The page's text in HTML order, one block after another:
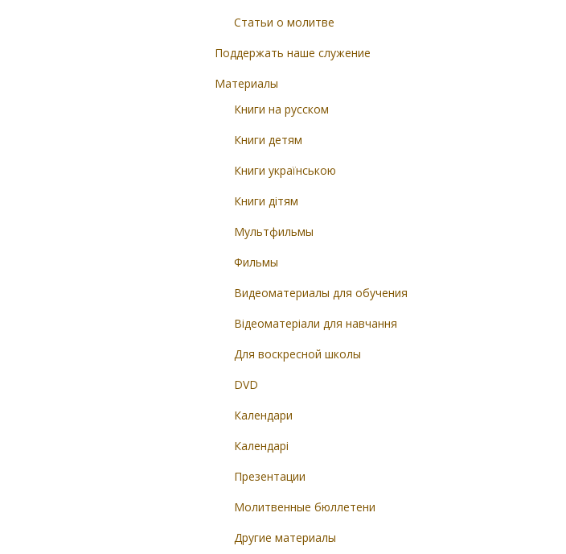
Статьи о молитве
Поддержать наше служение
Материалы
Книги на русском
Книги детям
Книги українською
Книги дітям
Мультфильмы
Фильмы
Видеоматериалы для обучения
Відеоматеріали для навчання
Для воскресной школы
DVD
Календари
Календарі
Презентации
Молитвенные бюллетени
Другие материалы